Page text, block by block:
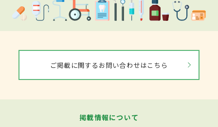
ご掲載に関するお問い合わせはこちら
掲載情報について